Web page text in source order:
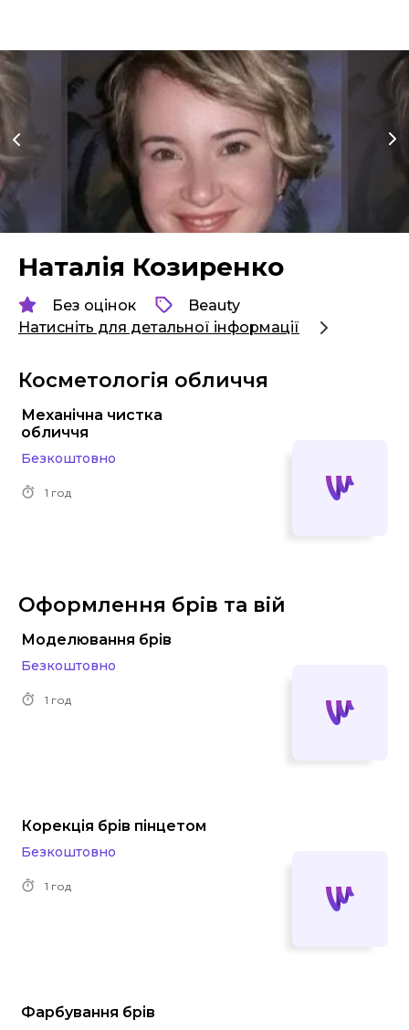
Наталія Козиренко
Без оцінок
Beauty
Натисніть для детальної інформації
Косметологія обличчя
Механічна чистка
обличчя
Безкоштовно
1 год
Оформлення брів та вій
Моделювання брів
Безкоштовно
1 год
Корекція брів пінцетом
Безкоштовно
1 год
Фарбування брів